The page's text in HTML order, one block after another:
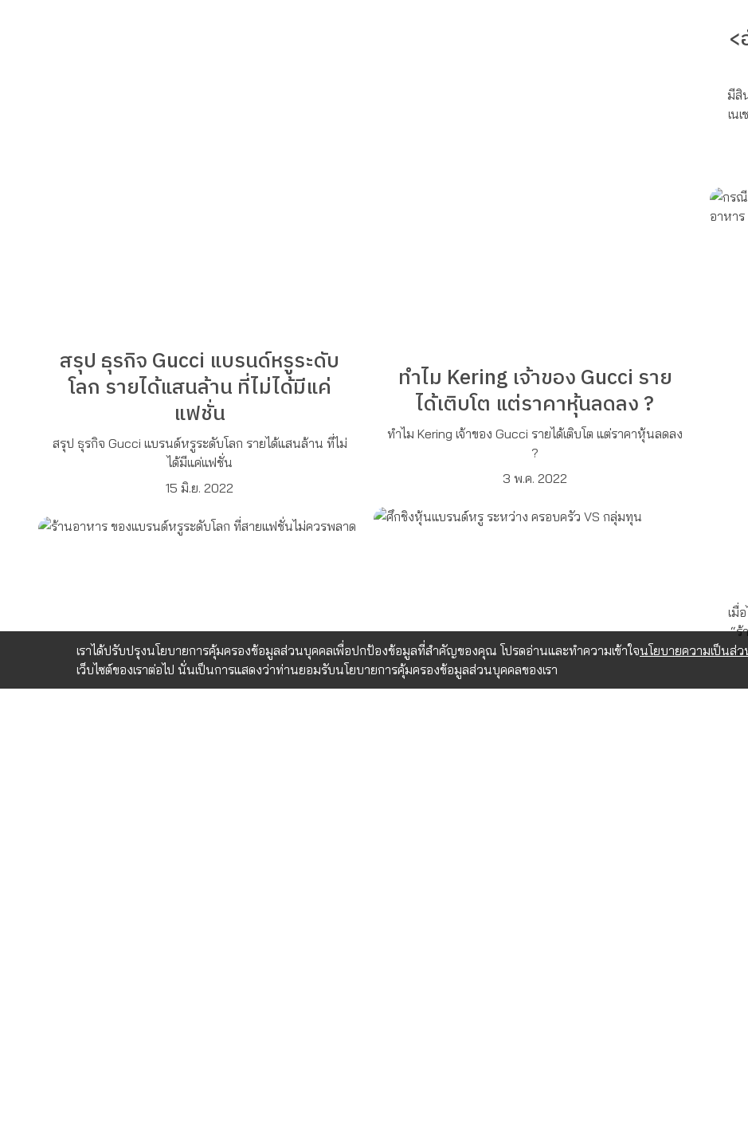
มีสิ
เน
สรุป ธุรกิจ Gucci แบรนด์หรูระดับ
โลก รายได้แสนล้าน ที่ไม่ได้มีแค่
แฟชั่น
สรุป ธุรกิจ Gucci แบรนด์หรูระดับโลก รายได้แสนล้าน ที่ไม่
ได้มีแค่แฟชั่น
15 มิ.ย. 2022
ทำไม Kering เจ้าของ Gucci ราย
ได้เติบโต แต่ราคาหุ้นลดลง ?
ทำไม Kering เจ้าของ Gucci รายได้เติบโต แต่ราคาหุ้นลดลง
?
3 พ.ค. 2022
เมื่
“ร้
ถ
เราได้ปรับปรุงนโยบายการคุ้มครองข้อมูลส่วนบุคคลเพื่อปกป้องข้อมูลที่สำคัญของคุณ โปรดอ่านและทำความเข้าใจนโยบายความเป็นส่
เว็บไซต์ของเราต่อไป นั่นเป็นการแสดงว่าท่านยอมรับนโยบายการคุ้มครองข้อมูลส่วนบุคคลของเรา